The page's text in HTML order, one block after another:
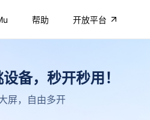
帮助 开放平台
备，秒开秒用！
屏，自由多开